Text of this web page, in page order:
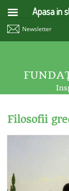
Newsletter
Filosofii
Apasa in